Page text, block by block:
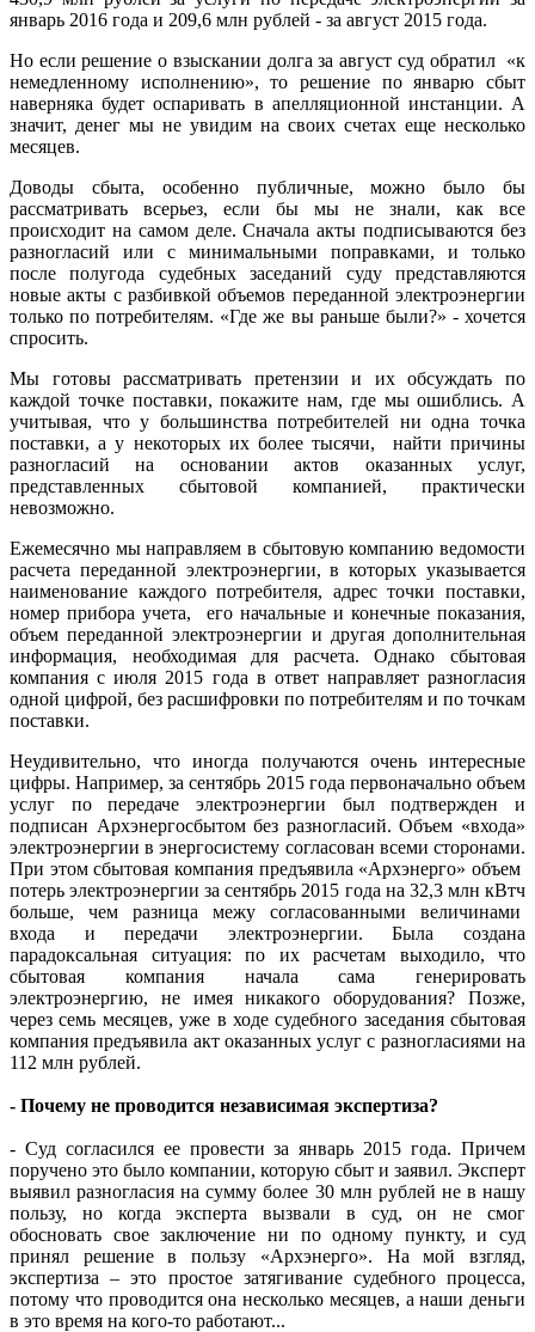
январь 2016 года и 209,6 млн рублей - за август 2015 года.
Но если решение о взыскании долга за август суд обратил «к
немедленному исполнению», то решение по январю сбыт
наверняка будет оспаривать в апелляционной инстанции. А
значит, денег мы не увидим на своих счетах еще несколько
месяцев.
Доводы сбыта, особенно публичные, можно было бы
рассматривать всерьез, если бы мы не знали, как все
происходит на самом деле. Сначала акты подписываются без
разногласий или с минимальными поправками, и только
после полугода судебных заседаний суду представляются
новые акты с разбивкой объемов переданной электроэнергии
только по потребителям. «Где же вы раньше были?» - хочется
спросить.
Мы готовы рассматривать претензии и их обсуждать по
каждой точке поставки, покажите нам, где мы ошиблись. А
учитывая, что у большинства потребителей ни одна точка
поставки, а у некоторых их более тысячи, найти причины
разногласий на основании актов оказанных услуг,
представленных сбытовой компанией, практически
невозможно.
Ежемесячно мы направляем в сбытовую компанию ведомости
расчета переданной электроэнергии, в которых указывается
наименование каждого потребителя, адрес точки поставки,
номер прибора учета, его начальные и конечные показания,
объем переданной электроэнергии и другая дополнительная
информация, необходимая для расчета. Однако сбытовая
компания с июля 2015 года в ответ направляет разногласия
одной цифрой, без расшифровки по потребителям и по точкам
поставки.
Неудивительно, что иногда получаются очень интересные
цифры. Например, за сентябрь 2015 года первоначально объем
услуг по передаче электроэнергии был подтвержден и
подписан Архэнергосбытом без разногласий. Объем «входа»
электроэнергии в энергосистему согласован всеми сторонами.
При этом сбытовая компания предъявила «Архэнерго» объем
потерь электроэнергии за сентябрь 2015 года на 32,3 млн кВтч
больше, чем разница межу согласованными величинами
входа и передачи электроэнергии. Была создана
парадоксальная ситуация: по их расчетам выходило, что
сбытовая компания начала сама генерировать
электроэнергию, не имея никакого оборудования? Позже,
через семь месяцев, уже в ходе судебного заседания сбытовая
компания предъявила акт оказанных услуг с разногласиями на
112 млн рублей.
- Почему не проводится независимая экспертиза?
- Суд согласился ее провести за январь 2015 года. Причем
поручено это было компании, которую сбыт и заявил. Эксперт
выявил разногласия на сумму более 30 млн рублей не в нашу
пользу, но когда эксперта вызвали в суд, он не смог
обосновать свое заключение ни по одному пункту, и суд
принял решение в пользу «Архэнерго». На мой взгляд,
экспертиза – это простое затягивание судебного процесса,
потому что проводится она несколько месяцев, а наши деньги
в это время на кого-то работают...